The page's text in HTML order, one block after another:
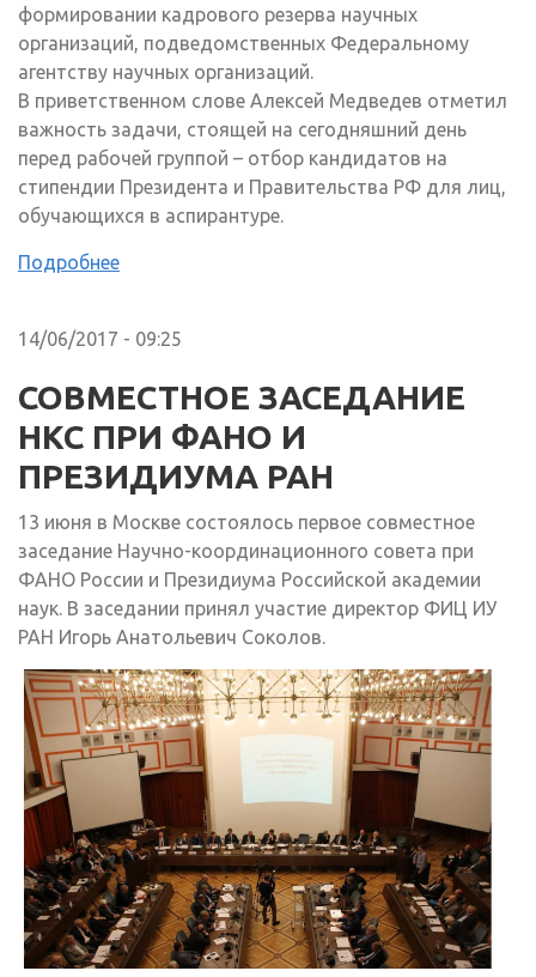
формировании кадрового резерва научных
организаций, подведомственных Федеральному
агентству научных организаций.
В приветственном слове Алексей Медведев отметил
важность задачи, стоящей на сегодняшний день
перед рабочей группой – отбор кандидатов на
стипендии Президента и Правительства РФ для лиц,
обучающихся в аспирантуре.
Подробнее
14/06/2017 - 09:25
СОВМЕСТНОЕ ЗАСЕДАНИЕ
НКС ПРИ ФАНО И
ПРЕЗИДИУМА РАН
13 июня в Москве состоялось первое совместное
заседание Научно-координационного совета при
ФАНО России и Президиума Российской академии
наук. В заседании принял участие директор ФИЦ ИУ
РАН Игорь Анатольевич Соколов.